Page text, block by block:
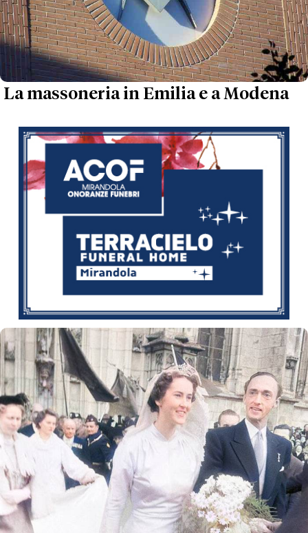
La massoneria in Emilia e a Modena